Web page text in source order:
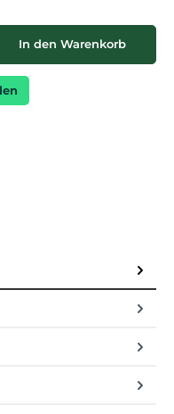
ein oder benutze die
In den Warenkorb